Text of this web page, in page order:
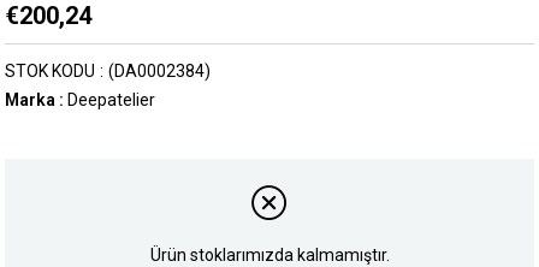
€200,24
(DA0002384)
STOK KODU
Marka : Deepatelier
Ürün stoklarımızda kalmamıştır.